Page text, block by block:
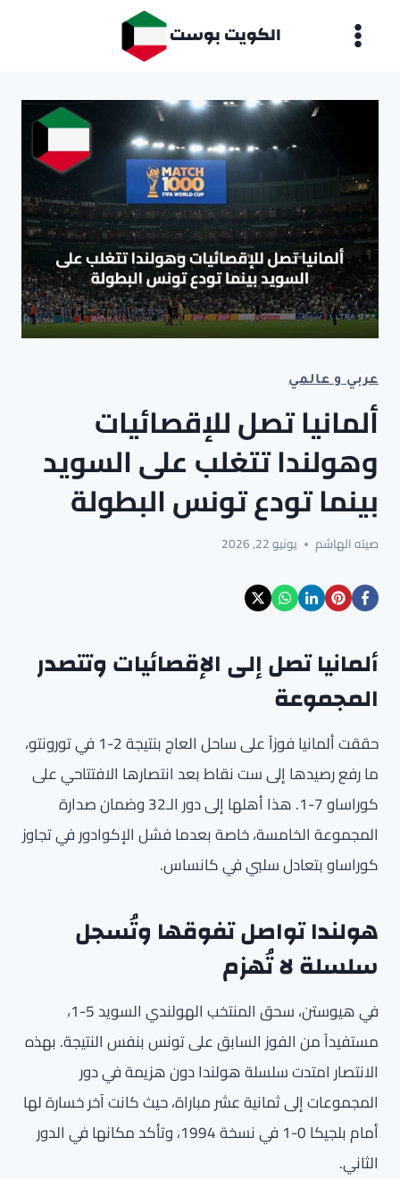
الكويت بوست
عربي و عالمي
ألمانيا تصل للإقصائيات
وهولندا تتغلب على السويد
بينما تودع تونس البطولة
صيته الهاشم يونيو 22, 2026
ألمانيا تصل إلى الإقصائيات وتتصدر
المجموعة
حققت ألمانيا فوزاً على ساحل العاج بنتيجة 2-1 في تورونتو،
ما رفع رصيدها إلى ست نقاط بعد انتصارها الافتتاحي على
كوراساو 7-1. هذا أهلها إلى دور الـ32 وضمان صدارة
المجموعة الخامسة، خاصة بعدما فشل الإكوادور في تجاوز
كوراساو بتعادل سلبي في كانساس.
هولندا تواصل تفوقها وتُسجل
سلسلة لا تُهزم
في هيوستن، سحق المنتخب الهولندي السويد 5-1،
مستفيداً من الفوز السابق على تونس بنفس النتيجة. بهذه
الانتصار امتدت سلسلة هولندا دون هزيمة في دور
المجموعات إلى ثمانية عشر مباراة، حيث كانت آخر خسارة لها
أمام بلجيكا 0-1 في نسخة 1994، وتأكد مكانها في الدور
الثاني.